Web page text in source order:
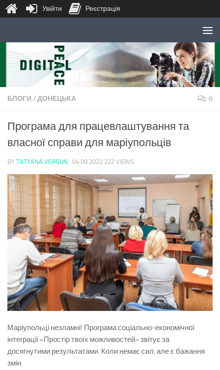
Skip to content
БЛОГИ /ДОНЕЦЬКА 0
Програма для працевлаштування та
власної справи для маріупольців
BY TATYANA.VERGUN · 04.09.2022 222 VIEWS
Маріупольці незламні! Програма соціально-економічної
інтеграції «Простір твоїх можливостей» звітує за
досягнутими результатами. Коли немає сил, але є бажання
змін.
Увійти Реєстрація